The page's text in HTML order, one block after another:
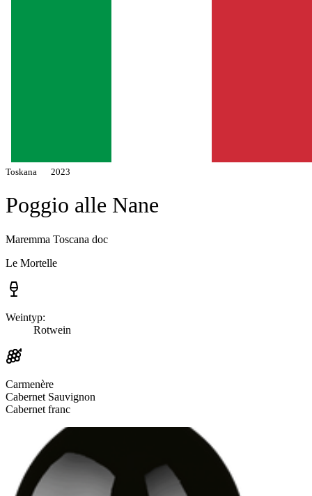
Toskana 2023
Poggio alle Nane
Maremma Toscana doc
Le Mortelle
Weintyp:
Rotwein
Carmenère
Cabernet Sauvignon
Cabernet franc